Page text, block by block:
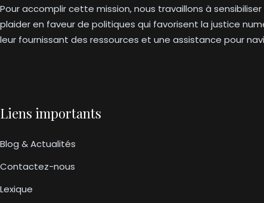
Pour accomplir cette mission, nous travaillons à
plaider en faveur de politiques qui favorisent la justice
leur fournissant des ressources et une assistance pour
Liens importants
Blog & Actualités
Contactez-nous
Lexique